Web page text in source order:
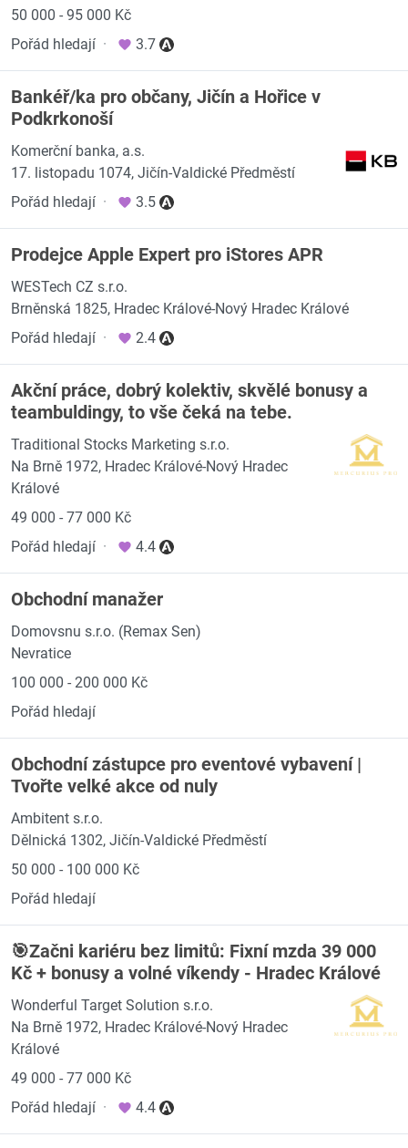
50 000 - 95 000 Kč
Pořád hledají · 3.7
Bankéř/ka pro občany, Jičín a Hořice v
Podkrkonoší
Komerční banka, a.s.
17. listopadu 1074, Jičín-Valdické Předměstí
Pořád hledají · 3.5
Prodejce Apple Expert pro iStores APR
WESTech CZ s.r.o.
Brněnská 1825, Hradec Králové-Nový Hradec Králové
Pořád hledají · 2.4
Akční práce, dobrý kolektiv, skvělé bonusy a
teambuldingy, to vše čeká na tebe.
Traditional Stocks Marketing s.r.o.
Na Brně 1972, Hradec Králové-Nový Hradec
Králové
49 000 - 77 000 Kč
Pořád hledají · 4.4
Obchodní manažer
Domovsnu s.r.o. (Remax Sen)
Nevratice
100 000 - 200 000 Kč
Pořád hledají
Obchodní zástupce pro eventové vybavení |
Tvořte velké akce od nuly
Ambitent s.r.o.
Dělnická 1302, Jičín-Valdické Předměstí
50 000 - 100 000 Kč
Pořád hledají
🎯Začni kariéru bez limitů: Fixní mzda 39 000
Kč + bonusy a volné víkendy - Hradec Králové
Wonderful Target Solution s.r.o.
Na Brně 1972, Hradec Králové-Nový Hradec
Králové
49 000 - 77 000 Kč
Pořád hledají · 4.4